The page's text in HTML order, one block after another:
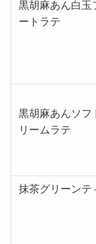
黒胡麻あん白玉
ートラテ
黒胡麻あんソフ
リームラテ
抹茶グリーンテ